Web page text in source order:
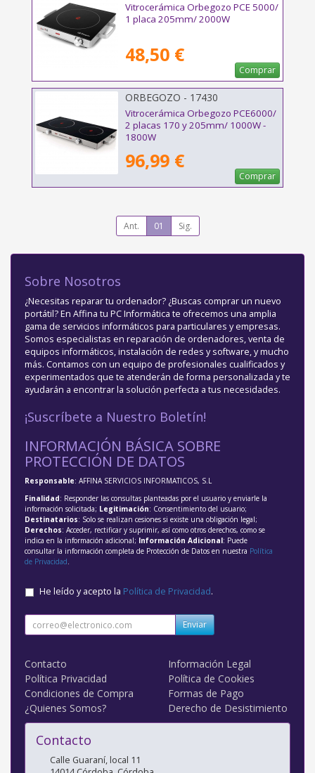
Vitrocerámica Orbegozo PCE 5000/
1 placa 205mm/ 2000W
48,50 €
Comprar
ORBEGOZO - 17430
Vitrocerámica Orbegozo PCE6000/
2 placas 170 y 205mm/ 1000W -
1800W
96,99 €
Comprar
Ant. 01 Sig.
Sobre Nosotros
¿Necesitas reparar tu ordenador? ¿Buscas comprar un nuevo
portátil? En Affina tu PC Informática te ofrecemos una amplia
gama de servicios informáticos para particulares y empresas.
Somos especialistas en reparación de ordenadores, venta de
equipos informáticos, instalación de redes y software, y mucho
más. Contamos con un equipo de profesionales cualificados y
experimentados que te atenderán de forma personalizada y te
ayudarán a encontrar la solución perfecta a tus necesidades.
¡Suscríbete a Nuestro Boletín!
INFORMACIÓN BÁSICA SOBRE
PROTECCIÓN DE DATOS
Responsable: AFFINA SERVICIOS INFORMATICOS, S.L
Finalidad: Responder las consultas planteadas por el usuario y enviarle la
información solicitada; Legitimación: Consentimiento del usuario;
Destinatarios: Solo se realizan cesiones si existe una obligación legal;
Derechos: Acceder, rectificar y suprimir, así como otros derechos, como se
indica en la información adicional; Información Adicional: Puede
consultar la información completa de Protección de Datos en nuestra Política
de Privacidad.
He leído y acepto la Política de Privacidad.
Enviar
Contacto
Información Legal
Política Privacidad
Política de Cookies
Condiciones de Compra
Formas de Pago
¿Quienes Somos?
Derecho de Desistimiento
Contacto
Calle Guaraní, local 11